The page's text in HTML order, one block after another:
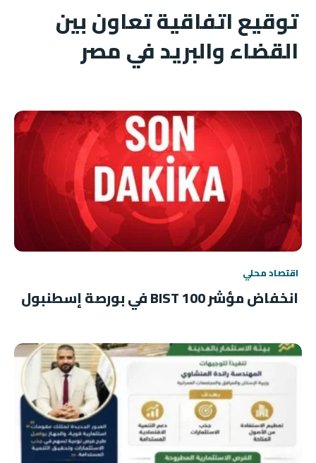
توقيع اتفاقية تعاون بين
القضاء والبريد في مصر
اقتصاد محلي
انخفاض مؤشر BIST 100 في بورصة إسطنبول